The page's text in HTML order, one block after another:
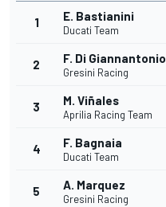
1 E. Bastianini
Ducati Team
2 F. Di Giannantonio
Gresini Racing
3 M. Viñales
Aprilia Racing Team
4 F. Bagnaia
Ducati Team
5 A. Marquez
Gresini Racing